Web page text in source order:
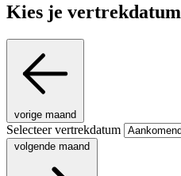
Kies je vertrekdatum
vorige maand
Selecteer vertrekdatum
volgende maand